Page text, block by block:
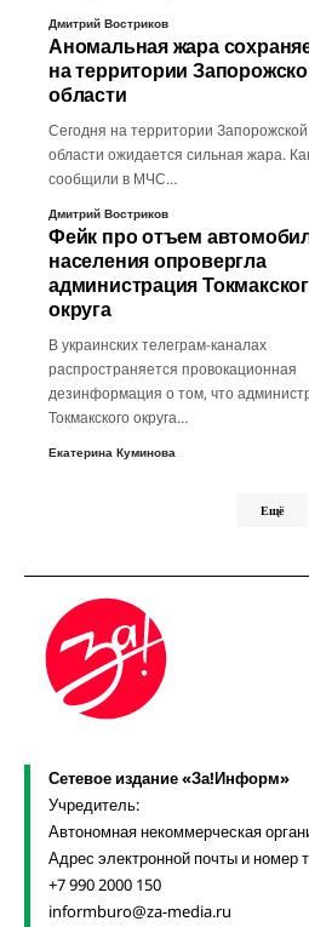
Дмитрий Востриков
Аномальная жара
на территории
области
Сегодня на территории Запорожской
области ожидается сильная жара.
сообщили в МЧС…
Дмитрий Востриков
Фейк про отъем
населения опровергла
администрация
округа
В украинских телеграм-каналах
распространяется провокационная
дезинформация о том, что
Токмакского округа…
Екатерина Куминова
Ещё
Сетевое издание «За!Информ»
Учредитель:
Автономная некоммерческая
Адрес электронной почты и номер
+7 990 2000 150
informburo@za-media.ru